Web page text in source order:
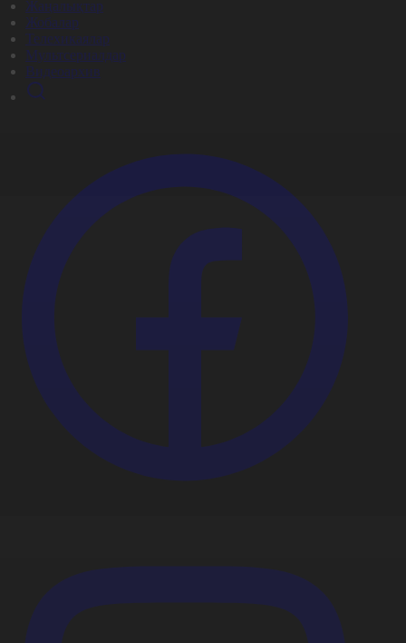
Жаңалықтар
Жобалар
Телехикаялар
Мультсериалдар
Видеоархив